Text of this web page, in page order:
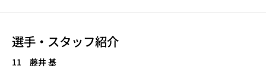
選手・スタッフ紹介
11 藤井 基